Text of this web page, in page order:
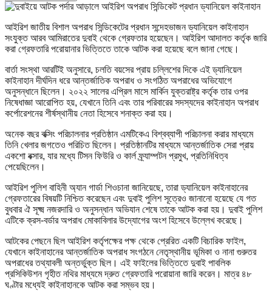
আইরিশ জাতীয় বিশাল অপরাধ সিন্ডিকেটের প্রধান সন্দেহভাজন ড্যানিয়েল কাইনাহান
সংযুক্ত আরব আমিরাতের দুবাই থেকে গ্রেফতার হয়েছেন। আইরিশ আদালত কর্তৃক জারি
করা গ্রেফতারি পরোয়ানার ভিত্তিতে তাকে আটক করা হয়েছে বলে জানা গেছে।
বার্তা সংস্থা আরটিই অনুসারে, চলতি বয়সের প্রায় চল্লিশের দিকে এই ড্যানিয়েল
কাইনাহান দীর্ঘদিন ধরে আন্তর্জাতিক অপরাধ ও সংগঠিত অপরাধের অভিযোগে
অনুসন্ধানে ছিলেন। ২০২২ সালের এপ্রিল মাসে মার্কিন যুক্তরাষ্ট্র কর্তৃক তার ওপর
নিষেধাজ্ঞা আরোপিত হয়, যেখানে তিনি এবং তার পরিবারের সদস্যদের কাইনাহান অপরাধ
কর্পোরেশনের শীর্ষস্থানীয় নেতা হিসেবে শনাক্ত করা হয়।
অনেক বছর বক্সিং পরিচালনার প্রতিষ্ঠান এমটিকেএ বিশ্বব্যাপী পরিচালনা করার মাধ্যমে
তিনি খেলার জগতেও পরিচিত ছিলেন। প্রতিষ্ঠানটির মাধ্যমে আন্তর্জাতিক সেরা প্রায়
একশো বক্সার, যার মধ্যে টিসন ফিউরি ও কার্ল ফ্র্যাম্পটন প্রমুখ, প্রতিনিধিত্ব
পেয়েছিলেন।
আইরিশ পুলিশ বাহিনী অ্যান গার্ডা শিওচানা জানিয়েছে, তারা ড্যানিয়েল কাইনাহানের
গ্রেফতারের বিষয়টি নিশ্চিত করেছেন এবং দুবাই পুলিশ সূত্রেও জানানো হয়েছে যে গত
বুধবার ঐ সূক্ষ্ম নজরদারি ও অনুসন্ধান অভিযান শেষে তাকে আটক করা হয়। দুবাই পুলিশ
এটিকে ক্রস-বর্ডার অপরাধ মোকাবিলার উদ্যোগের অংশ হিসেবে উল্লেখ করেছে।
আটকের পেছনে ছিল আইরিশ কর্তৃপক্ষের পক্ষ থেকে প্রেরিত একটি বিচারিক ফাইল,
যেখানে কাইনাহানের আন্তর্জাতিক অপরাধ সংগঠনে নেতৃস্থানীয় ভূমিকা ও নানা গুরুতর
অপরাধের তথ্যাবলী অন্তর্ভুক্ত ছিল। এই ফাইলের ভিত্তিতে দুবাই পাবলিক
প্রসিকিউশন গৃহীত নথির মাধ্যমে দ্রুত গ্রেফতারি পরোয়ানা জারি করেন। মাত্র ৪৮
ঘণ্টার মধ্যেই কাইনাহানকে আটক করা সম্ভব হয়।